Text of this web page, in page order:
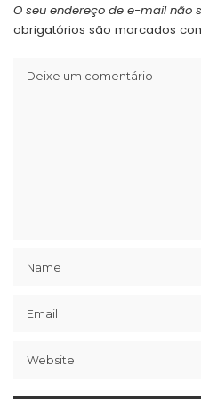
O seu endereço de e-mail não
obrigatórios são marcados